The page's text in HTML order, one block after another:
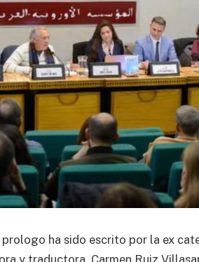
ha sido escrito por la ex
y traductora, Carmen Ruiz